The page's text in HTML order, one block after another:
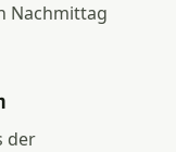
Nachmittag
der